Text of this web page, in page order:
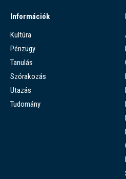
Információk
Kultúra
Pénzügy
Tanulás
Szórakozás
Utazás
Tudomány